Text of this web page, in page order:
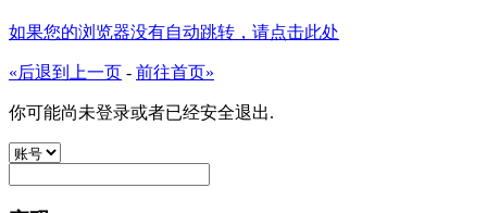
如果您的浏览器没有自动跳转，请点击此处
«后退到上一页 - 前往首页»
你可能尚未登录或者已经安全退出.